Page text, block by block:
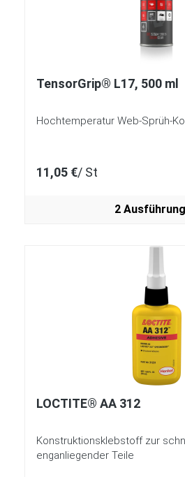
TensorGrip® L17, 500 ml
Hochtemperatur Web-Sprüh-
11,05 €/ St
2
LOCTITE® AA 312
Konstruktionsklebstoff zur
enganliegender Teile